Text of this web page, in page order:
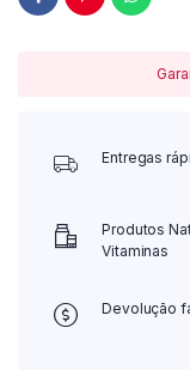
Entregas
Produtos
Vitaminas
Devolução